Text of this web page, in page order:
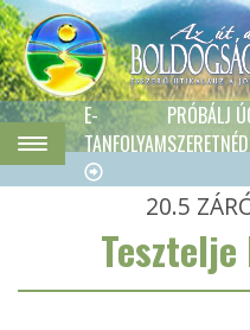
E-
TANFOLYAM
PRÓBÁLJ
20.5